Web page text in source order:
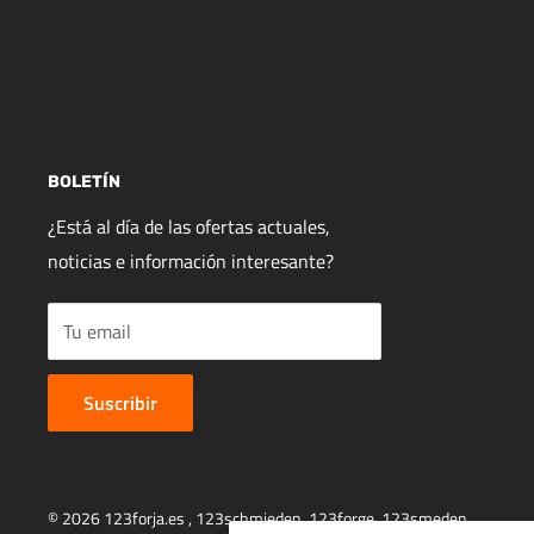
BOLETÍN
¿Está al día de las ofertas actuales,
noticias e información interesante?
Tu email
Suscribir
© 2026 123forja.es , 123schmieden,123forge,123smeden